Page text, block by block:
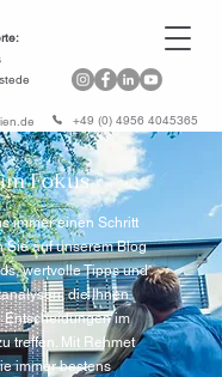
+49 (0) 4956 4045365
Fokus
immer einen Schritt
Sie auf unserem Blog
wertvolle Tipps und
die Ihnen
Entscheidungen im
treffen. Mit Rehmet
immer bestens